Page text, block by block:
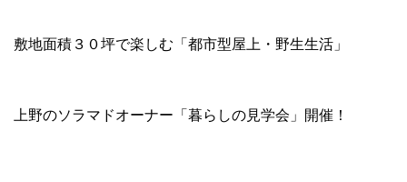
敷地面積３０坪で楽しむ「都市型屋上・野生生活」
上野のソラマドオーナー「暮らしの見学会」開催！